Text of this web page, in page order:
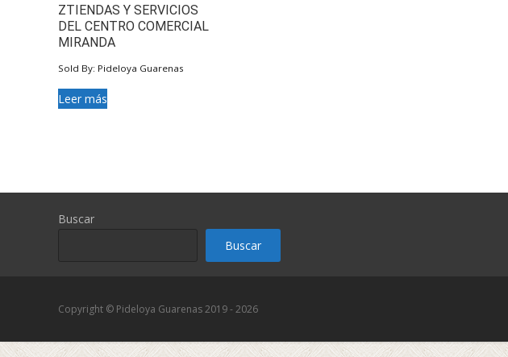
ZTIENDAS Y SERVICIOS
DEL CENTRO COMERCIAL
MIRANDA
Sold By: Pideloya Guarenas
Leer más
Buscar
Buscar
Copyright © Pideloya Guarenas 2019 - 2026